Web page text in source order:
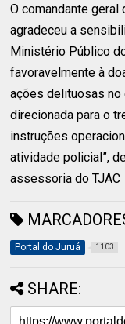
O comandante geral
agradeceu a
Ministério Público
favoravelmente à
ações delituosas no
direcionada para o
instruções
atividade policial”,
assessoria do TJAC
Portal do Juruá 1103
SHARE: